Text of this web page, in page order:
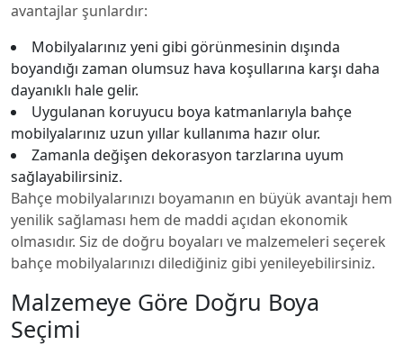
avantajlar şunlardır:
Mobilyalarınız yeni gibi görünmesinin dışında
boyandığı zaman olumsuz hava koşullarına karşı daha
dayanıklı hale gelir.
Uygulanan koruyucu boya katmanlarıyla bahçe
mobilyalarınız uzun yıllar kullanıma hazır olur.
Zamanla değişen dekorasyon tarzlarına uyum
sağlayabilirsiniz.
Bahçe mobilyalarınızı boyamanın en büyük avantajı hem
yenilik sağlaması hem de maddi açıdan ekonomik
olmasıdır. Siz de doğru boyaları ve malzemeleri seçerek
bahçe mobilyalarınızı dilediğiniz gibi yenileyebilirsiniz.
Malzemeye Göre Doğru Boya
Seçimi